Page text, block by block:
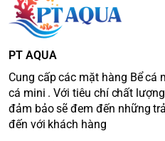
PT AQUA
Cung cấp các mặt hàng Bể cá
cá mini . Với tiêu chí chất
đảm bảo sẽ đem đến những
đến với khách hàng